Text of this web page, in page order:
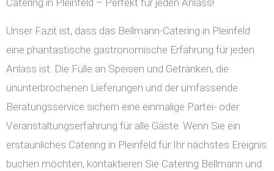
Catering in Pleinfeld – Perfekt für jeden Anlass!
Unser Fazit ist, dass das Bellmann-Catering in Pleinfeld
eine phantastische gastronomische Erfahrung für jeden
Anlass ist. Die Fülle an Speisen und Getränken, die
ununterbrochenen Lieferungen und der umfassende
Beratungsservice sichern eine einmalige Partei- oder
Veranstaltungserfahrung für alle Gäste. Wenn Sie ein
erstaunliches Catering in Pleinfeld für Ihr nächstes Ereignis
buchen möchten, kontaktieren Sie Catering Bellmann und